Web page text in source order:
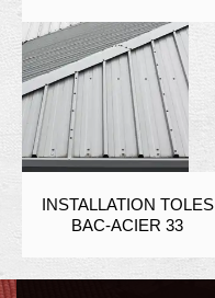
INSTALLATION TOLES
BAC-ACIER 33